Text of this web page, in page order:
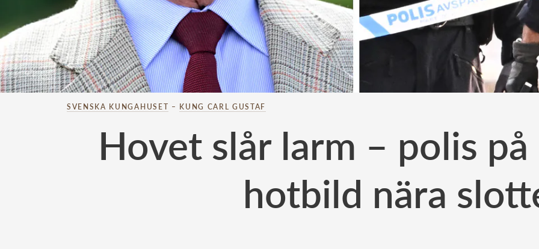
SVENSKA KUNGAHUSET – KUNG CARL GUSTAF
Hovet slår larm – polis
hotbild nära